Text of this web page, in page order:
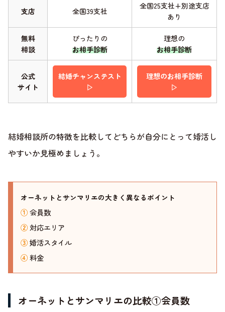
支店 全国39支社
全国25支社+別途支店
あり
無料
相談
ぴったりの
お相手診断
理想の
お相手診断
公式
サイト
結婚チャンステスト
▷
理想のお相手診断
▷
結婚相談所の特徴を比較してどちらが自分にとって婚活し
やすいか見極めましょう。
オーネットとサンマリエの大きく異なるポイント
①会員数
②対応エリア
③婚活スタイル
④料金
オーネットとサンマリエの比較①会員数